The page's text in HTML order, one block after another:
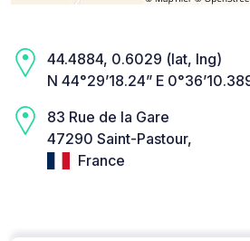
44.4884, 0.6029 (lat, lng)
N 44°29’18.24” E
83 Rue de la Gare
47290 Saint-Pastour,
France